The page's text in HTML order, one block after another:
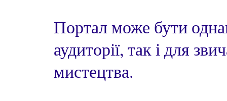
Портал може бути
аудиторії, так і для
мистецтва.